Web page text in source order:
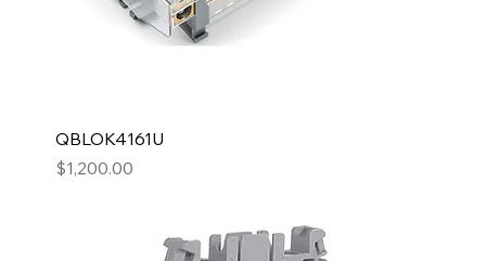
QBLOK4161U
Precio
$1,200.00